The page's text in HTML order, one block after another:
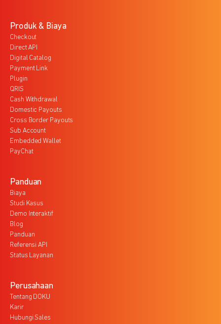
Produk & Biaya
Checkout
Direct API
Digital Catalog
Payment Link
Plugin
QRIS
Cash Withdrawal
Domestic Payouts
Cross Border Payouts
Sub Account
Embedded Wallet
PayChat
Panduan
Biaya
Studi Kasus
Demo Interaktif
Blog
Panduan
Referensi API
Status Layanan
Perusahaan
Tentang DOKU
Karir
Hubungi Sales